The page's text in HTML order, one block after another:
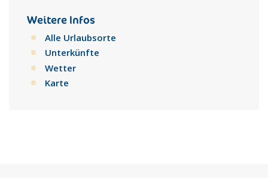
Weitere Infos
Alle Urlaubsorte
Unterkünfte
Wetter
Karte